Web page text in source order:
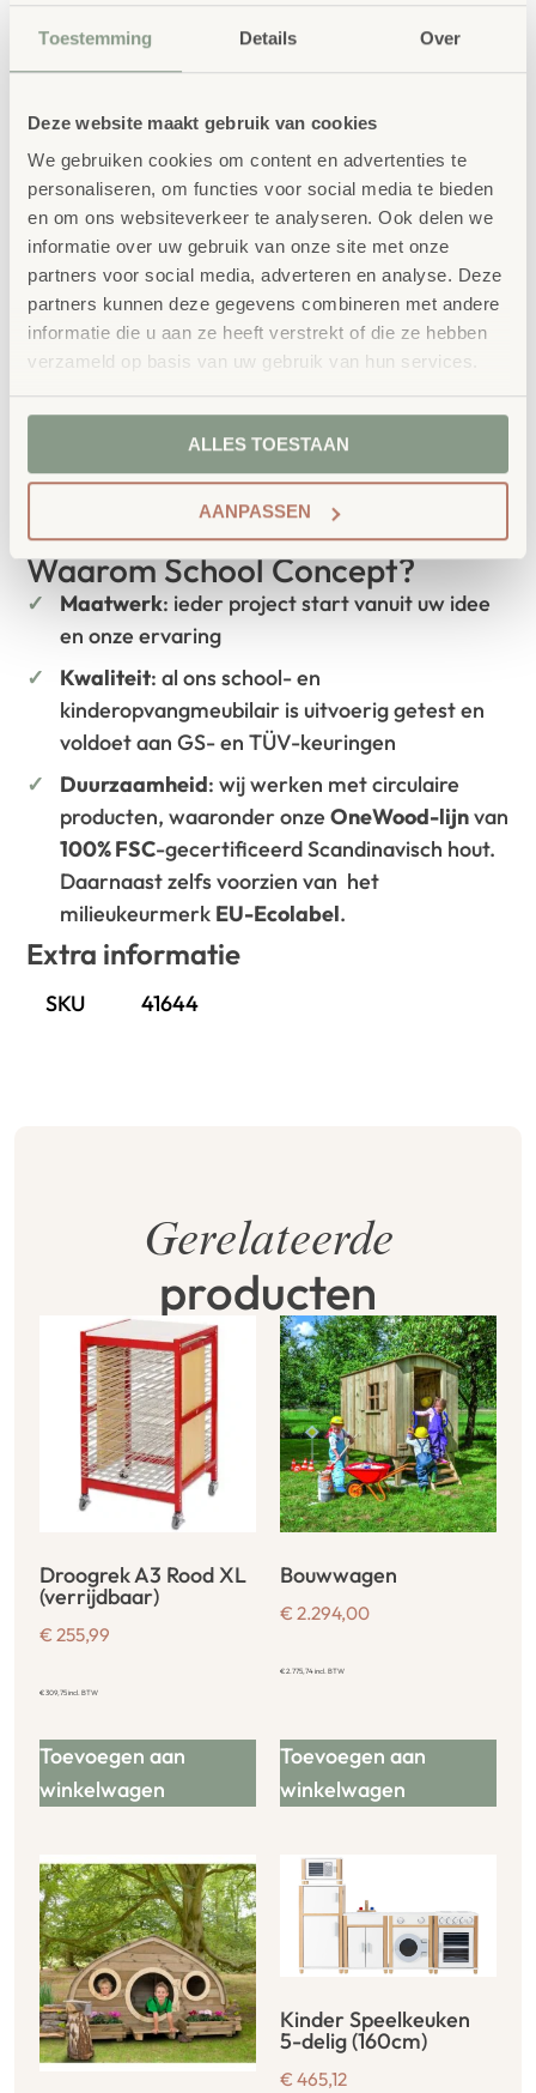
Toestemming Details Over
Deze website maakt gebruik van cookies
We gebruiken cookies om content en advertenties te
personaliseren, om functies voor social media te bieden
en om ons websiteverkeer te analyseren. Ook delen we
informatie over uw gebruik van onze site met onze
partners voor social media, adverteren en analyse. Deze
partners kunnen deze gegevens combineren met andere
informatie die u aan ze heeft verstrekt of die ze hebben
verzameld op basis van uw gebruik van hun services.
ALLES TOESTAAN
AANPASSEN
ruimte. Met voldoende haken en opbergruimte is deze
garderobe perfect voor kleuterscholen en
opvanglocaties.
Vertrouwd bestellen bij School
Concept
School Concept is de specialist in
onderwijsmeubilair. Wij geloven dat een
leeromgeving inspireert wanneer deze
aansluit bij de behoeften van kinderen én
Waarom School Concept?
Maatwerk: ieder project start vanuit uw idee
en onze ervaring
Kwaliteit: al ons school- en
kinderopvangmeubilair is uitvoerig getest en
voldoet aan GS- en TÜV-keuringen
Duurzaamheid: wij werken met circulaire
producten, waaronder onzeOneWood-lijnvan
100% FSC-gecertificeerd Scandinavisch hout.
Daarnaast zelfs voorzien van het
milieukeurmerk EU-Ecolabel.
Extra informatie
SKU 41644
Gerelateerde
producten
Droogrek A3 Rood XL
(verrijdbaar)
€ 255,99
€309,75incl. BTW
Toevoegen aan
winkelwagen
Bouwwagen
€ 2.294,00
€2.775,74incl. BTW
Toevoegen aan
winkelwagen
Kinder Speelkeuken
5-delig (160cm)
€ 465,12